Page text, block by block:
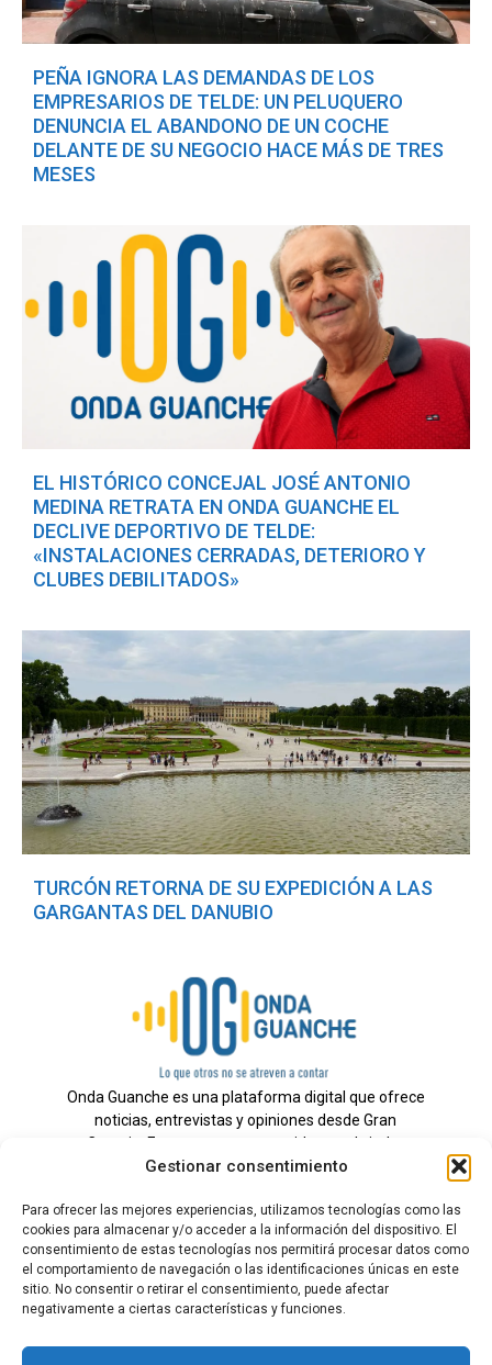
Gestionar consentimiento
Para ofrecer las mejores experiencias, utilizamos tecnologías como las
cookies para almacenar y/o acceder a la información del dispositivo. El
consentimiento de estas tecnologías nos permitirá procesar datos como
el comportamiento de navegación o las identificaciones únicas en este
sitio. No consentir o retirar el consentimiento, puede afectar
negativamente a ciertas características y funciones.
PEÑA IGNORA LAS DEMANDAS DE LOS
EMPRESARIOS DE TELDE: UN PELUQUERO
DENUNCIA EL ABANDONO DE UN COCHE
DELANTE DE SU NEGOCIO HACE MÁS DE TRES
MESES
EL HISTÓRICO CONCEJAL JOSÉ ANTONIO
MEDINA RETRATA EN ONDA GUANCHE EL
DECLIVE DEPORTIVO DE TELDE:
«INSTALACIONES CERRADAS, DETERIORO Y
CLUBES DEBILITADOS»
TURCÓN RETORNA DE SU EXPEDICIÓN A LAS
GARGANTAS DEL DANUBIO
Onda Guanche es una plataforma digital que ofrece
noticias, entrevistas y opiniones desde Gran
Canaria. Estamos comprometidos con brindar
información veraz y un periodismo independiente a
Todos los derechos reservados.
Radio
Contacto